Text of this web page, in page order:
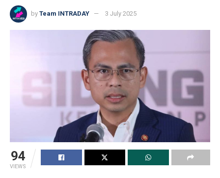
by Team INTRADAY 3 July 2025
94
VIEWS